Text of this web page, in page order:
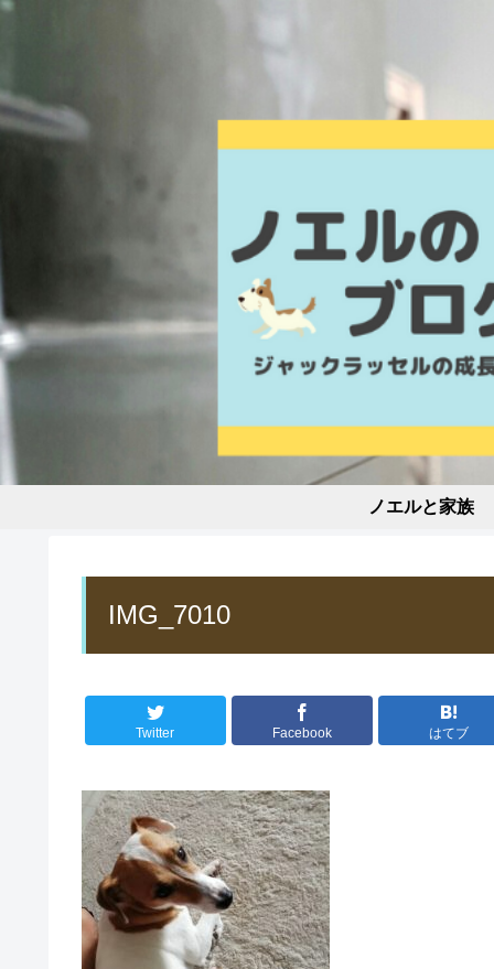
ノエルと家族
IMG_7010
Twitter Facebook はてブ